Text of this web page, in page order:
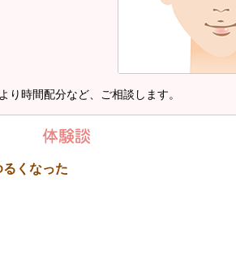
時間配分など、ご相談します。
くなった